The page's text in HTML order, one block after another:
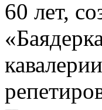
60 лет,